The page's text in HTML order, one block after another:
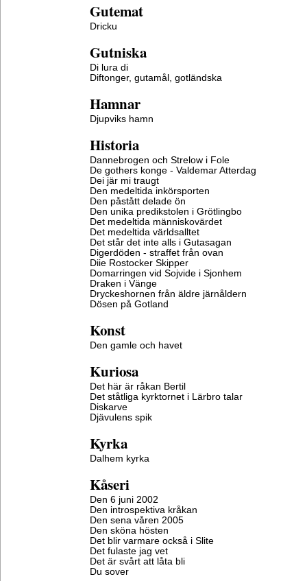
Gutemat
Dricku
Gutniska
Di lura di
Diftonger, gutamål, gotländska
Hamnar
Djupviks hamn
Historia
Dannebrogen och Strelow i Fole
De gothers konge - Valdemar Atterdag
Dei jär mi traugt
Den medeltida inkörsporten
Den påstått delade ön
Den unika predikstolen i Grötlingbo
Det medeltida människovärdet
Det medeltida världsalltet
Det står det inte alls i Gutasagan
Digerdöden - straffet från ovan
Diie Rostocker Skipper
Domarringen vid Sojvide i Sjonhem
Draken i Vänge
Dryckeshornen från äldre järnåldern
Dösen på Gotland
Konst
Den gamle och havet
Kuriosa
Det här är råkan Bertil
Det ståtliga kyrktornet i Lärbro talar
Diskarve
Djävulens spik
Kyrka
Dalhem kyrka
Kåseri
Den 6 juni 2002
Den introspektiva kråkan
Den sena våren 2005
Den sköna hösten
Det blir varmare också i Slite
Det fulaste jag vet
Det är svårt att låta bli
Du sover